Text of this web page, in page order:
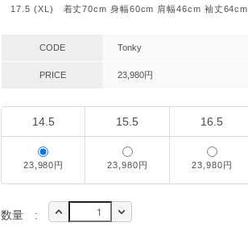
17.5 (XL) 着丈70cm 身幅60cm 肩幅46cm 袖丈64cm
CODE Tonky
PRICE 23,980円
14.5 15.5 16.5
23,980円 23,980円 23,980円
数量 :